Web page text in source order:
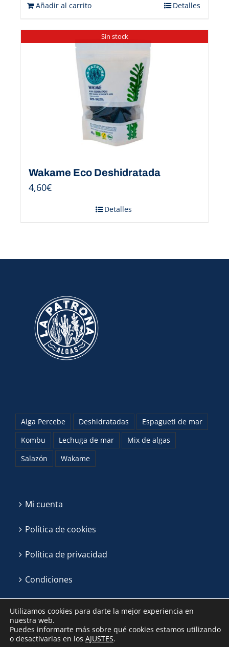
Añadir al carrito Detalles
Sin stock
Wakame Eco Deshidratada
4,60€
Detalles
Alga Percebe Deshidratadas
Espagueti de mar
Kombu
Lechuga de mar
Mix de algas
Salazón
Wakame
Mi cuenta
Política de cookies
Política de privacidad
Condiciones
Utilizamos cookies para darte la mejor experiencia en
nuestra web.
Puedes informarte más sobre qué cookies estamos utilizando
o desactivarlas en los AJUSTES.